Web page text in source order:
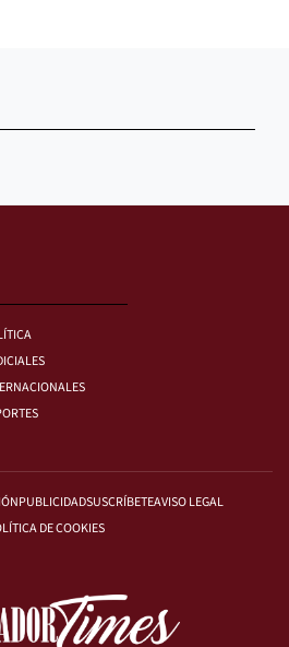
PUBLICIDADSUSCRÍBETEAVISO LEGAL
DE COOKIES